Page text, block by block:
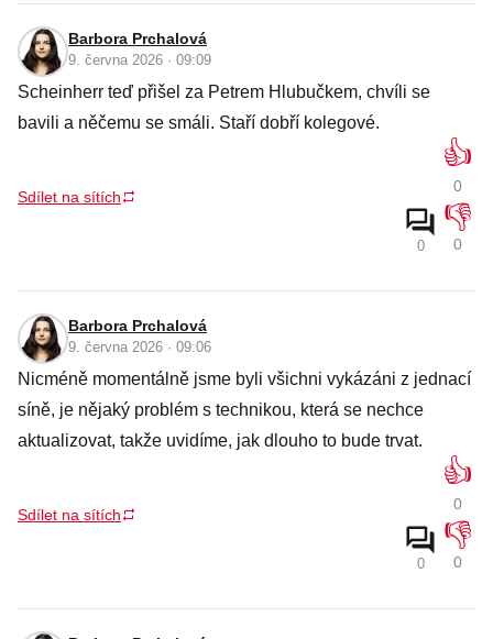
Barbora Prchalová
9. června 2026 · 09:09
Scheinherr teď přišel za Petrem Hlubučkem, chvíli se
bavili a něčemu se smáli. Staří dobří kolegové.
Sdílet na sítích
0
👍
0
👎
0
Barbora Prchalová
9. června 2026 · 09:06
Nicméně momentálně jsme byli všichni vykázáni z jednací
síně, je nějaký problém s technikou, která se nechce
aktualizovat, takže uvidíme, jak dlouho to bude trvat.
Sdílet na sítích
0
👍
0
👎
0